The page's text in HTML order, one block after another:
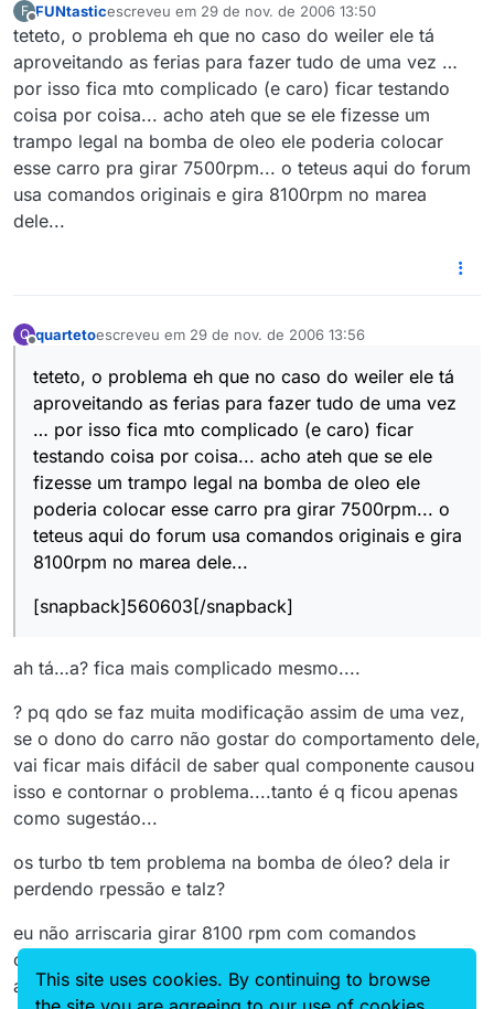
F
Offline
FUNtasticescreveu em 29 de nov. de 2006 13:50
última edição por
teteto, o problema eh que no caso do weiler ele tá
aproveitando as ferias para fazer tudo de uma vez …
por isso fica mto complicado (e caro) ficar testando
coisa por coisa... acho ateh que se ele fizesse um
trampo legal na bomba de oleo ele poderia colocar
esse carro pra girar 7500rpm... o teteus aqui do forum
usa comandos originais e gira 8100rpm no marea
dele...
Q quartetoescreveu em 29 de nov. de 2006 13:56
última edição por
teteto, o problema eh que no caso do weiler ele tá
aproveitando as ferias para fazer tudo de uma vez
… por isso fica mto complicado (e caro) ficar
testando coisa por coisa... acho ateh que se ele
fizesse um trampo legal na bomba de oleo ele
poderia colocar esse carro pra girar 7500rpm... o
teteus aqui do forum usa comandos originais e gira
8100rpm no marea dele...
[snapback]560603[/snapback]
ah tá…a? fica mais complicado mesmo....
? pq qdo se faz muita modificação assim de uma vez,
se o dono do carro não gostar do comportamento dele,
vai ficar mais difácil de saber qual componente causou
isso e contornar o problema....tanto é q ficou apenas
como sugestáo...
os turbo tb tem problema na bomba de óleo? dela ir
perdendo rpessão e talz?
eu não arriscaria girar 8100 rpm com comandos
originais não....a? já sai muito da área aonde se
aproveita melhor a curva de potência do motor...e
This site uses cookies. By continuing to browse